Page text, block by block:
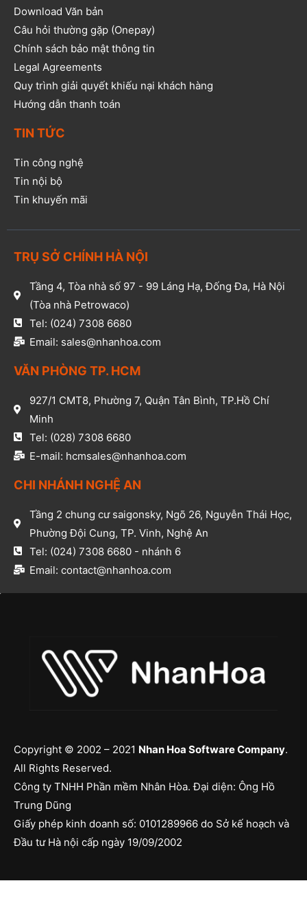
Download Văn bản
Câu hỏi thường gặp (Onepay)
Chính sách bảo mật thông tin
Legal Agreements
Quy trình giải quyết khiếu nại khách hàng
Hướng dẫn thanh toán
TIN TỨC
Tin công nghệ
Tin nội bộ
Tin khuyến mãi
TRỤ SỞ CHÍNH HÀ NỘI
Tầng 4, Tòa nhà số 97 - 99 Láng Hạ, Đống Đa, Hà Nội
(Tòa nhà Petrowaco)
Tel: (024) 7308 6680
Email: sales@nhanhoa.com
VĂN PHÒNG TP. HCM​
927/1 CMT8, Phường 7, Quận Tân Bình, TP.Hồ Chí
Minh​
Tel: (028) 7308 6680​
E-mail: hcmsales@nhanhoa.com​
CHI NHÁNH NGHỆ AN​
Tầng 2 chung cư saigonsky, Ngõ 26, Nguyễn Thái Học,
Phường Đội Cung, TP. Vinh, Nghệ An​
Tel: (024) 7308 6680 - nhánh 6​
Email: contact@nhanhoa.com​
Copyright © 2002 – 2021 Nhan Hoa Software Company.
All Rights Reserved.
Công ty TNHH Phần mềm Nhân Hòa. Đại diện: Ông Hồ
Trung Dũng
Giấy phép kinh doanh số: 0101289966 do Sở kế hoạch và
Đầu tư Hà nội cấp ngày 19/09/2002